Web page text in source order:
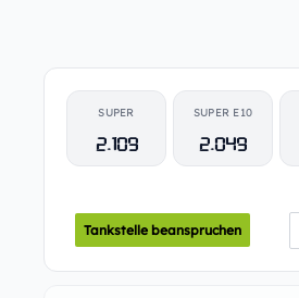
SUPER
2.109
SUPER E10
2.049
Tankstelle beanspruchen